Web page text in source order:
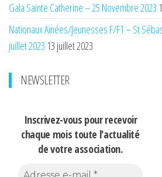
Gala Sainte Catherine – 25 Novembre 2023
Nationaux Ainées/Jeunesses F/F1 – St
juillet 2023 13 juillet 2023
NEWSLETTER
Inscrivez-vous pour recevoir
chaque mois toute l'actualité
de votre association.